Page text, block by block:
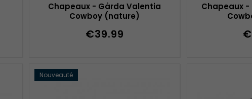
Chapeaux - Gårda Valentia
Cowboy (nature)
€39.99
Chapeaux -
Nouveauté